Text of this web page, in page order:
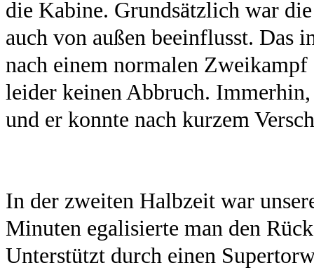
die Kabine. Grundsätzlich war
auch von außen beeinflusst. Das
nach einem normalen
leider keinen Abbruch.
und er konnte nach kurzem
In der zweiten Halbzeit war
Minuten egalisierte man den
Unterstützt durch einen